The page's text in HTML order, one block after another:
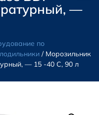
—
по
/ Морозильник
— 15 -40 С, 90 л